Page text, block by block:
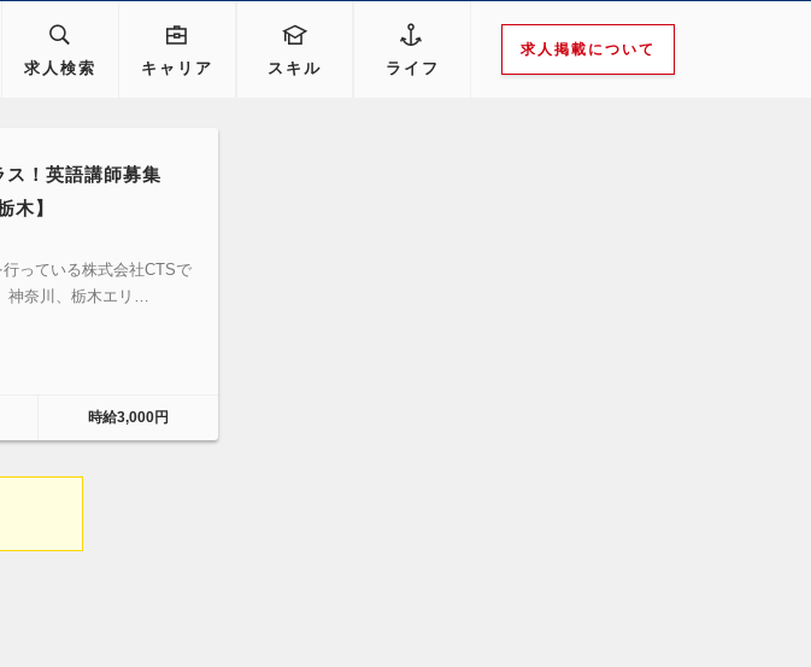
求人検索 キャリア スキル ライフ
求人掲載について
！英語講師募集
木】
っている株式会社CTSで
神奈川、栃木エリ…
時給3,000円